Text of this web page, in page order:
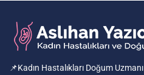
📌Kadın Hastalıkları Doğum Uzmanı